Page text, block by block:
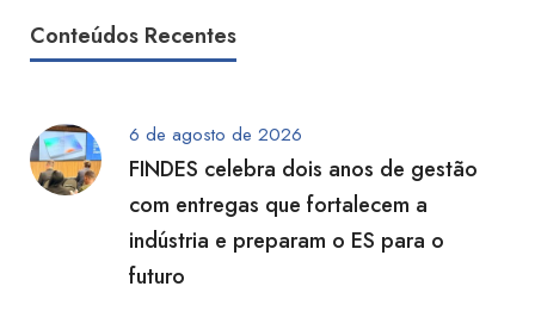
Conteúdos Recentes
6 de agosto de 2026
FINDES celebra dois anos de gestão
com entregas que fortalecem a
indústria e preparam o ES para o
futuro